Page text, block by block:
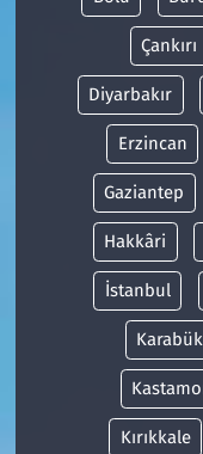
Çankırı
Diyarbakır
Erzincan
Gaziantep
Hakkâri
İstanbul
Karabük
Kırıkkale